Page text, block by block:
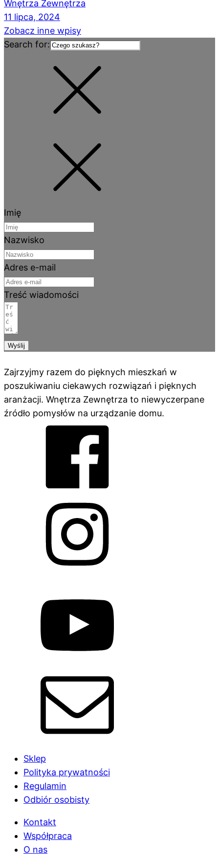
Wnętrza Zewnętrza
11 lipca, 2024
Zobacz inne wpisy
Search for:
Imię
Nazwisko
Adres e-mail
Treść wiadomości
Wyślij
Zajrzyjmy razem do pięknych mieszkań w
poszukiwaniu ciekawych rozwiązań i pięknych
aranżacji. Wnętrza Zewnętrza to niewyczerpane
źródło pomysłów na urządzanie domu.
Sklep
Polityka prywatności
Regulamin
Odbiór osobisty
Kontakt
Współpraca
O nas